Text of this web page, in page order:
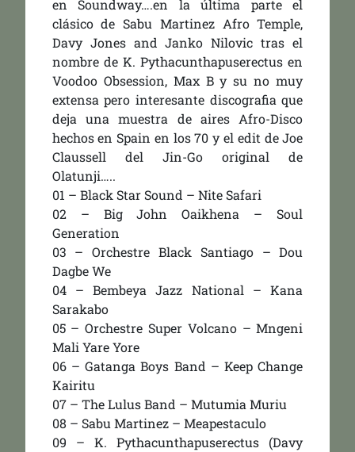
en Soundway….en la última parte el
clásico de Sabu Martinez Afro Temple,
Davy Jones and Janko Nilovic tras el
nombre de K. Pythacunthapuserectus en
Voodoo Obsession, Max B y su no muy
extensa pero interesante discografia que
deja una muestra de aires Afro-Disco
hechos en Spain en los 70 y el edit de Joe
Claussell del Jin-Go original de
Olatunji…..
01 – Black Star Sound – Nite Safari
02 – Big John Oaikhena – Soul
Generation
03 – Orchestre Black Santiago – Dou
Dagbe We
04 – Bembeya Jazz National – Kana
Sarakabo
05 – Orchestre Super Volcano – Mngeni
Mali Yare Yore
06 – Gatanga Boys Band – Keep Change
Kairitu
07 – The Lulus Band – Mutumia Muriu
08 – Sabu Martinez – Meapestaculo
09 – K. Pythacunthapuserectus (Davy